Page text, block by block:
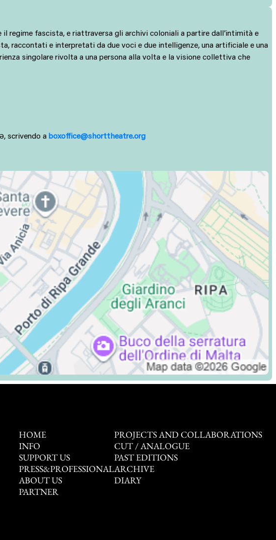
regime fascista, e riattraversa gli archivi coloniali a partire dall’intimità e
raccontati e interpretati da due voci e due intelligenze, una artificiale e una
singolare rivolta a una persona alla volta e la visione collettiva che
scrivendo a boxoffice@shorttheatre.org
HOME
INFO
SUPPORT US
PRESS&PROFESSIONAL
ABOUT US
PARTNER
PROJECTS AND COLLABORATIONS
CUT / ANALOGUE
PAST EDITIONS
ARCHIVE
DIARY